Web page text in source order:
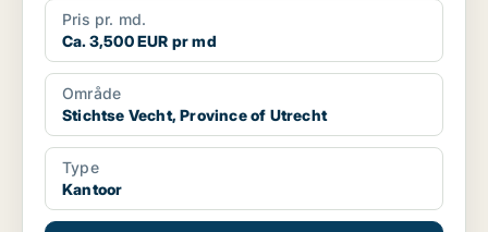
Pris pr. md.
Ca. 3,500 EUR pr md
Område
Stichtse Vecht, Province of Utrecht
Type
Kantoor